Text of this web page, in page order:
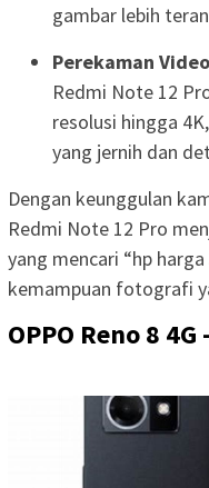
gambar lebih
Perekaman
Redmi Note 12
resolusi hingga
yang jernih dan
Dengan keunggulan
Redmi Note 12 Pro
yang mencari “hp
kemampuan fotografi
OPPO Reno 8